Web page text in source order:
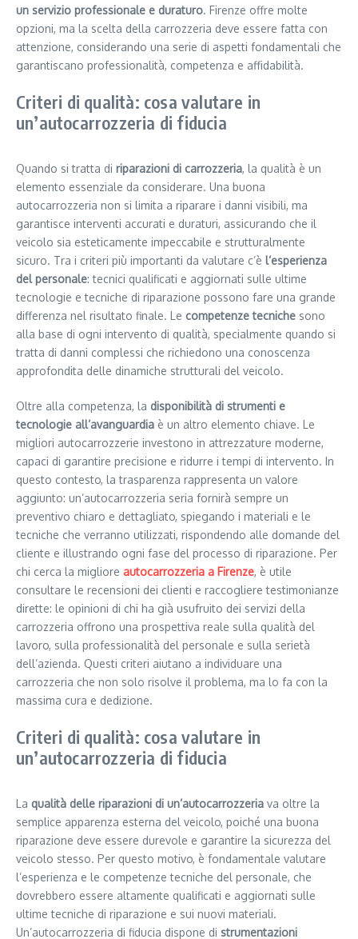
un servizio professionale e duraturo. Firenze offre molte
opzioni, ma la scelta della carrozzeria deve essere fatta con
attenzione, considerando una serie di aspetti fondamentali che
garantiscano professionalità, competenza e affidabilità.
Criteri di qualità: cosa valutare in
un’autocarrozzeria di fiducia
Quando si tratta di riparazioni di carrozzeria, la qualità è un
elemento essenziale da considerare. Una buona
autocarrozzeria non si limita a riparare i danni visibili, ma
garantisce interventi accurati e duraturi, assicurando che il
veicolo sia esteticamente impeccabile e strutturalmente
sicuro. Tra i criteri più importanti da valutare c’è l’esperienza
del personale: tecnici qualificati e aggiornati sulle ultime
tecnologie e tecniche di riparazione possono fare una grande
differenza nel risultato finale. Le competenze tecniche sono
alla base di ogni intervento di qualità, specialmente quando si
tratta di danni complessi che richiedono una conoscenza
approfondita delle dinamiche strutturali del veicolo.
Oltre alla competenza, la disponibilità di strumenti e
tecnologie all’avanguardia è un altro elemento chiave. Le
migliori autocarrozzerie investono in attrezzature moderne,
capaci di garantire precisione e ridurre i tempi di intervento. In
questo contesto, la trasparenza rappresenta un valore
aggiunto: un’autocarrozzeria seria fornirà sempre un
preventivo chiaro e dettagliato, spiegando i materiali e le
tecniche che verranno utilizzati, rispondendo alle domande del
cliente e illustrando ogni fase del processo di riparazione. Per
chi cerca la migliore autocarrozzeria a Firenze, è utile
consultare le recensioni dei clienti e raccogliere testimonianze
dirette: le opinioni di chi ha già usufruito dei servizi della
carrozzeria offrono una prospettiva reale sulla qualità del
lavoro, sulla professionalità del personale e sulla serietà
dell’azienda. Questi criteri aiutano a individuare una
carrozzeria che non solo risolve il problema, ma lo fa con la
massima cura e dedizione.
Criteri di qualità: cosa valutare in
un’autocarrozzeria di fiducia
La qualità delle riparazioni di un’autocarrozzeria va oltre la
semplice apparenza esterna del veicolo, poiché una buona
riparazione deve essere durevole e garantire la sicurezza del
veicolo stesso. Per questo motivo, è fondamentale valutare
l’esperienza e le competenze tecniche del personale, che
dovrebbero essere altamente qualificati e aggiornati sulle
ultime tecniche di riparazione e sui nuovi materiali.
Un’autocarrozzeria di fiducia dispone di strumentazioni